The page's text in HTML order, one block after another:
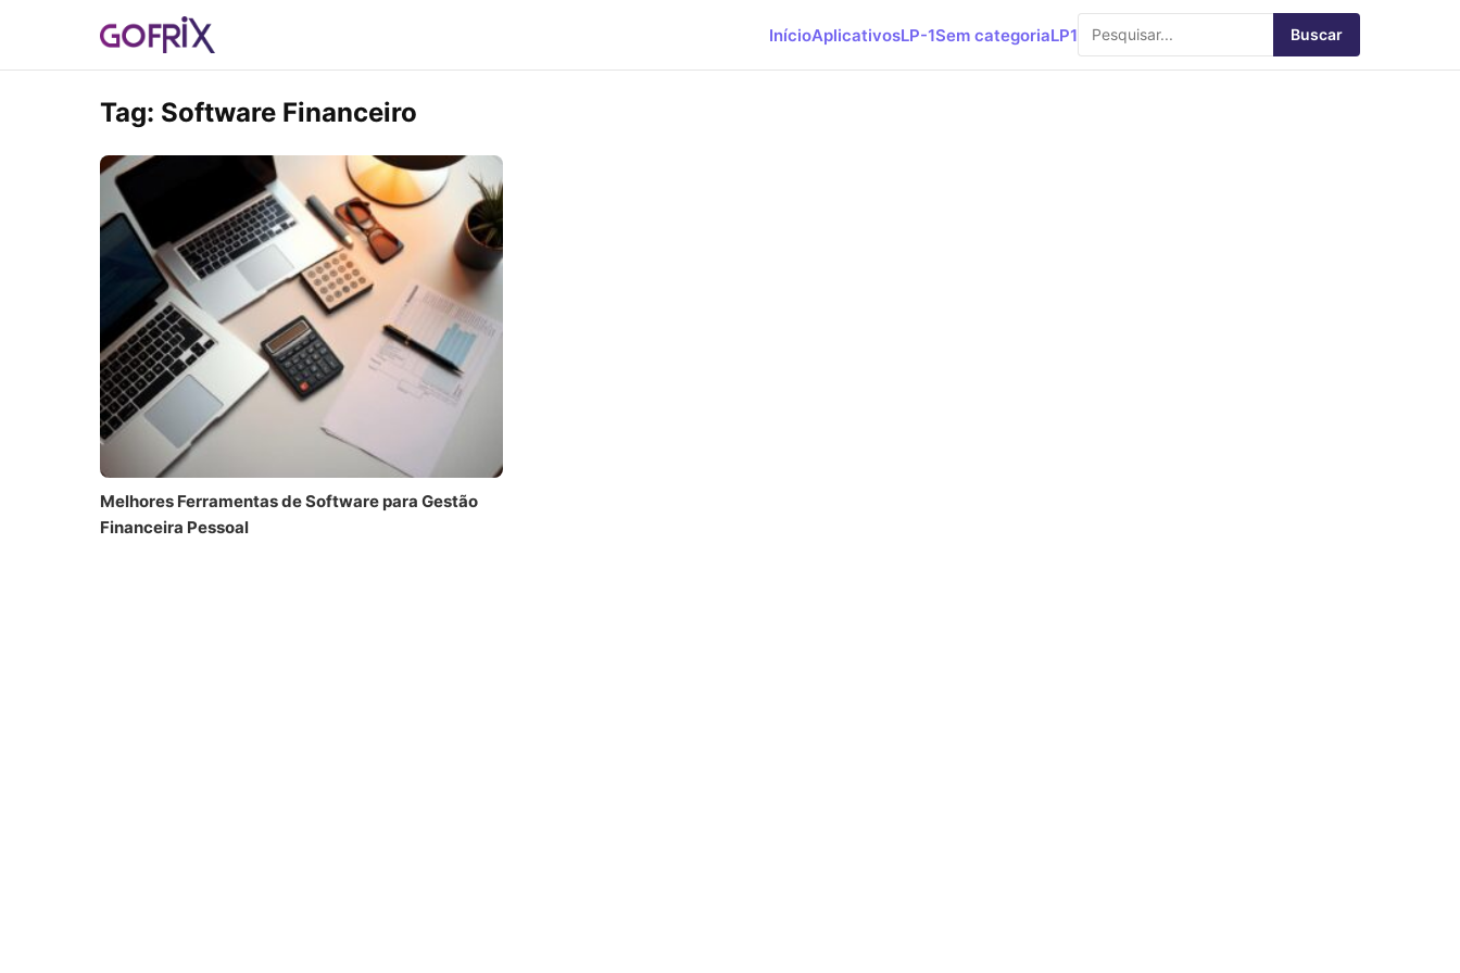
InícioAplicativosLP-1Sem categoriaLP1 Buscar
Tag: Software Financeiro
Melhores Ferramentas de Software para Gestão
Financeira Pessoal